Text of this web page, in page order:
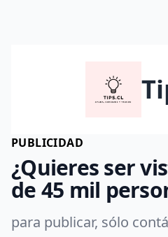
PUBLICIDAD
¿Quieres ser
de 45 mil
para publicar, sólo